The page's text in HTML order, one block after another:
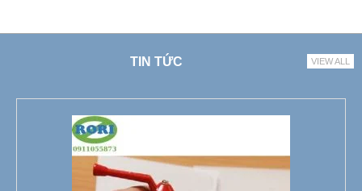
TIN TỨC VIEW ALL